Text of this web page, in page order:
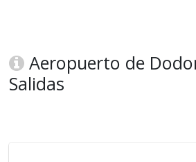
Aeropuerto de
Salidas